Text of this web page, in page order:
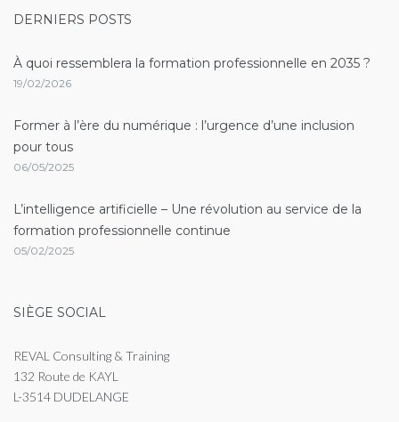
DERNIERS POSTS
À quoi ressemblera la formation professionnelle en 2035 ?
19/02/2026
Former à l’ère du numérique : l’urgence d’une inclusion
pour tous
06/05/2025
L’intelligence artificielle – Une révolution au service de la
formation professionnelle continue
05/02/2025
SIÈGE SOCIAL
REVAL Consulting & Training
132 Route de KAYL
L-3514 DUDELANGE